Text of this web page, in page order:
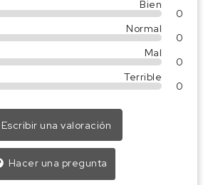
Bien
0
Normal
0
Mal
0
Terrible
0
Escribir una valoración
Hacer una pregunta